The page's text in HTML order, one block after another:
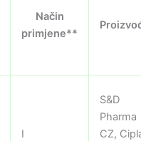
Način
primjene**
I
S&D
Pharma
CZ,